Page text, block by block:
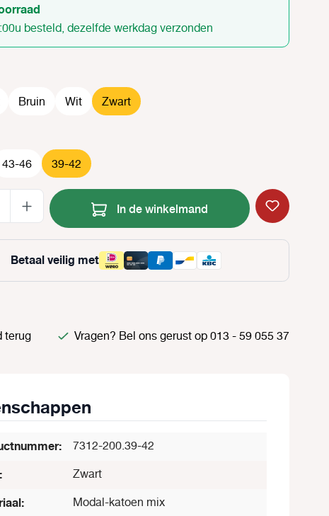
besteld, dezelfde werkdag verzonden
Bruin Wit Zwart
43-46 39-42
Producthoeveelheid: Voer de
In de winkelmand
Betaal veilig met
terug Vragen? Bel ons gerust op 013 - 59 055 37
7312-200.39-42
Zwart
Modal-katoen mix